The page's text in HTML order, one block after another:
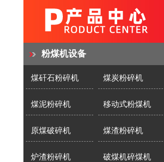
粉煤机设备
煤矸石粉碎机 煤炭粉碎机
煤泥粉碎机 移动式粉煤机
原煤破碎机 煤渣粉碎机
炉渣粉碎机 破煤机碎煤机